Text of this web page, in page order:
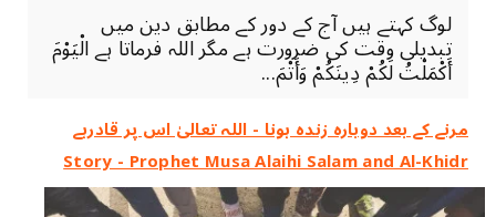
لوگ کہتے ہیں آج کے دور کے مطابق دین میں
تبدیلی وقت کی ضرورت ہے مگر اللہ فرماتا ہے الْيَوْمَ
أَكْمَلْتُ لَكُمْ دِينَكُمْ وَأَتْمَ...
مرنے کے بعد دوبارہ زندہ ہونا - اللہ تعالیٰ اس پر قادرہے
Story - Prophet Musa Alaihi Salam and Al-Khidr